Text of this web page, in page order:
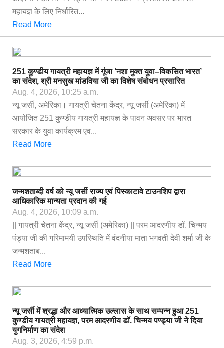
महायज्ञ के लिए निर्धारित...
Read More
251 कुण्डीय गायत्री महायज्ञ में गूंजा ‘नशा मुक्त युवा–विकसित भारत’
का संदेश, श्री मनसुख मांडविया जी का विशेष संबोधन प्रसारित
Aug. 4, 2026, 10:25 a.m.
न्यू जर्सी, अमेरिका। गायत्री चेतना केंद्र, न्यू जर्सी (अमेरिका) में
आयोजित 251 कुण्डीय गायत्री महायज्ञ के पावन अवसर पर भारत
सरकार के युवा कार्यक्रम एव...
Read More
जन्मशताब्दी वर्ष को न्यू जर्सी राज्य एवं पिस्काटावे टाउनशिप द्वारा
आधिकारिक मान्यता प्रदान की गई
Aug. 4, 2026, 10:09 a.m.
|| गायत्री चेतना केंद्र, न्यू जर्सी (अमेरिका) || परम आदरणीय डॉ. चिन्मय
पंड्या जी की गरिमामयी उपस्थिति में वंदनीया माता भगवती देवी शर्मा जी के
जन्मशताब...
Read More
न्यू जर्सी में श्रद्धा और आध्यात्मिक उल्लास के साथ सम्पन्न हुआ 251
कुण्डीय गायत्री महायज्ञ, परम आदरणीय डॉ. चिन्मय पण्ड्या जी ने दिया
युगनिर्माण का संदेश
Aug. 3, 2026, 4:59 p.m.